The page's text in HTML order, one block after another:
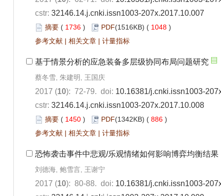
cstr: 32146.14.j.cnki.issn1003-207x.2017.10.007
摘要 ( 1736 ) PDF(1516KB) ( 1048 )
参考文献 | 相关文章 | 计量指标
基于情景分析的应急装备多层级协同布局问题研究
蔡冬雪, 朱建明, 王国庆
2017 (10): 72-79. doi: 10.16381/j.cnki.issn1003-
cstr: 32146.14.j.cnki.issn1003-207x.2017.10.008
摘要 ( 1450 ) PDF(1342KB) ( 886 )
参考文献 | 相关文章 | 计量指标
恐怖袭击事件中悲观/乐观情绪如何影响博弈均衡结果
刘德海, 鲍雪言, 王谢宁
2017 (10): 80-88. doi: 10.16381/j.cnki.issn1003-